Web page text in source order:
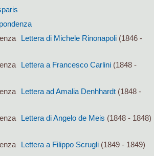
Lettera di Michele Rinonapoli (1846 -
Lettera a Francesco Carlini (1848 -
Lettera ad Amalia Denhhardt (1848 -
Lettera di Angelo de Meis (1848 - 1848)
Lettera a Filippo Scrugli (1849 - 1849)